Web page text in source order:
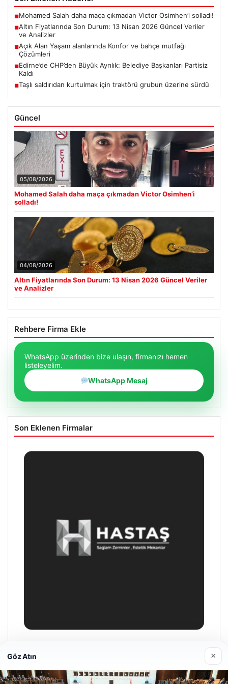
■Mohamed Salah daha maça çıkmadan Victor Osimhen’i solladı!
■Altın Fiyatlarında Son Durum: 13 Nisan 2026 Güncel Veriler
ve Analizler
■Açık Alan Yaşam alanlarında Konfor ve bahçe mutfağı
Çözümleri
■Edirne’de CHP’den Büyük Ayrılık: Belediye Başkanları Partisiz
Kaldı
■Taşlı saldırıdan kurtulmak için traktörü grubun üzerine sürdü
Güncel
05/08/2026
Mohamed Salah daha maça çıkmadan Victor Osimhen’i
solladı!
04/08/2026
Altın Fiyatlarında Son Durum: 13 Nisan 2026 Güncel Veriler
ve Analizler
Rehbere Firma Ekle
WhatsApp üzerinden bize ulaşın, firmanızı hemen
listeleyelim.
WhatsApp Mesaj
Son Eklenen Firmalar
Enes Kaplan Avukatlık Bürosu
Göz Atın ×